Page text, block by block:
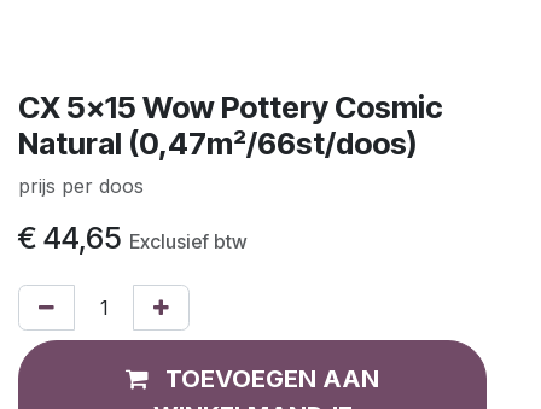
CX 5x15 Wow Pottery Cosmic
Natural (0,47m²/66st/doos)
prijs per doos
€ 44,65 Exclusief btw
TOEVOEGEN AAN